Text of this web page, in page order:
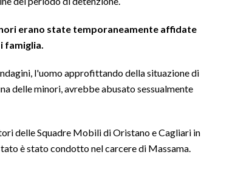
erano state temporaneamente affidate
famiglia.
l'uomo approfittando della situazione di
delle minori, avrebbe abusato sessualmente
delle Squadre Mobili di Oristano e Cagliari in
è stato condotto nel carcere di Massama.